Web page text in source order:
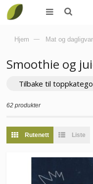
Hjem — Mat og
Smoothie og
Tilbake til
62 produkter
Rutenett Liste